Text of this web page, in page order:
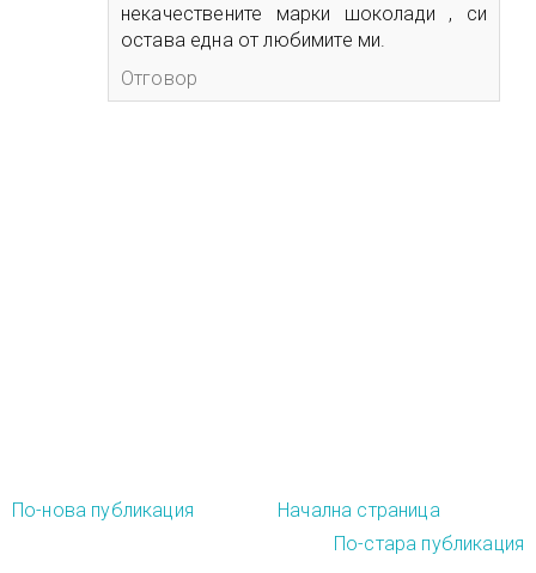
некачествените марки шоколади , си
остава една от любимите ми.
Отговор
По-нова публикация
Начална страница
По-стара публикация